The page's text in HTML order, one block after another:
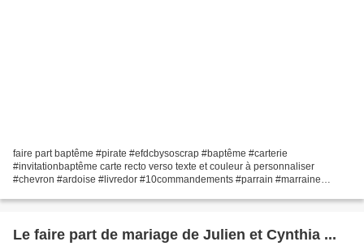
faire part baptême #pirate #efdcbysoscrap #baptême #carterie
#invitationbaptême carte recto verso texte et couleur à personnaliser
#chevron #ardoise #livredor #10commandements #parrain #marraine
Le faire part de mariage de Julien et Cynthia ...